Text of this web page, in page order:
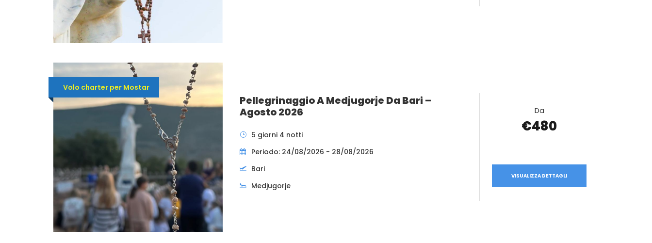
Volo charter per Mostar
Pellegrinaggio A Medjugorje Da Bari –
Agosto 2026
5 giorni 4 notti
Periodo: 24/08/2026 - 28/08/2026
Bari
Medjugorje
Da
€480
VISUALIZZA DETTAGLI